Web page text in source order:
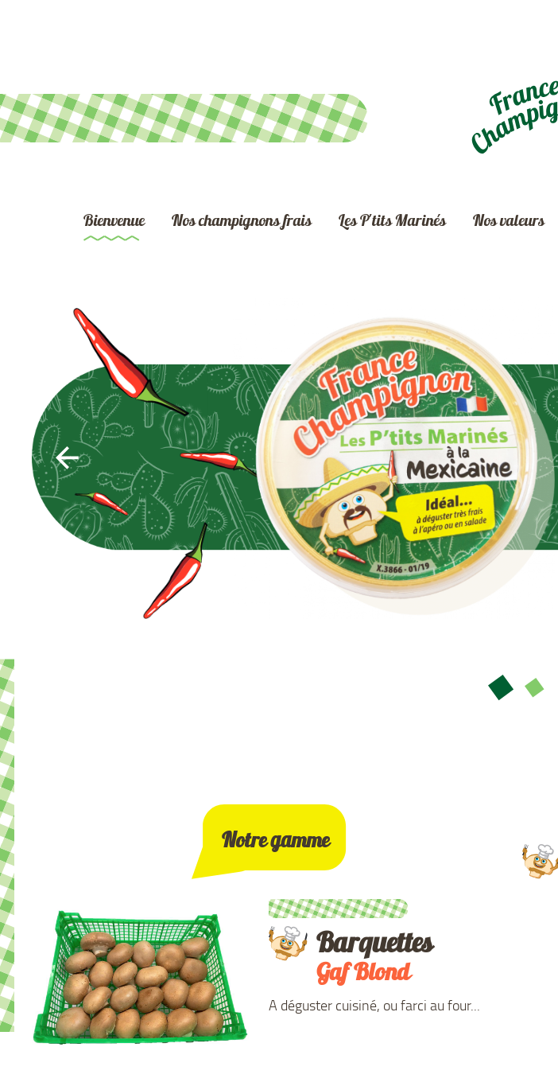
Bienvenue Nos champignons frais Les P'tits Marinés Nos valeurs
Notre gamme
Barquettes
Gaf Blond
A déguster cuisiné, ou farci au four...